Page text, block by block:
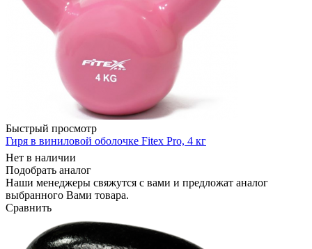
Быстрый просмотр
Гиря в виниловой оболочке Fitex Pro, 4 кг
Нет в наличии
Подобрать аналог
Наши менеджеры свяжутся с вами и предложат аналог
выбранного Вами товара.
Сравнить